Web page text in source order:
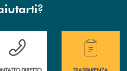
?
filiali .
bisogno di assistenza immediata?
DIRETTO
Hai bisogno di
TRASPARENZA